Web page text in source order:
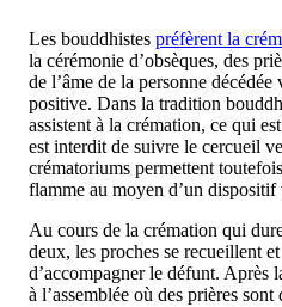
Les bouddhistes préfèrent la
la cérémonie d’obsèques, des
de l’âme de la personne
positive. Dans la tradition
assistent à la crémation, ce qui
est interdit de suivre le cercueil
crématoriums permettent
flamme au moyen d’un dispositif
Au cours de la crémation qui
deux, les proches se recueillent
d’accompagner le défunt. Après
à l’assemblée où des prières sont